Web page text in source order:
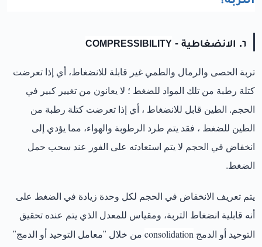
٦. الانضغاطية - COMPRESSIBILITY
تربة الحصى والرمال والطمي غير قابلة للانضغاط، أي إذا تعرضت
كتلة رطبة من تلك المواد للضغط ؛ لا يعانون من تغيير كبير في
الحجم. الطين قابل للانضغاط ، أي إذا تعرضت كتلة رطبة من
الطين للضغط ، فقد يتم طرد الرطوبة والهواء، مما يؤدي إلى
انخفاض في الحجم لا يتم استعادته على الفور عند سحب حمل
الضغط.
يتم تعريف الانخفاض في الحجم لكل وحدة زيادة في الضغط على
أنه قابلية انضغاط التربة، ومقياس للمعدل الذي يتم عنده تحقيق
التوحيد أو الدمج consolidation من خلال "معامل التوحيد أو الدمج"